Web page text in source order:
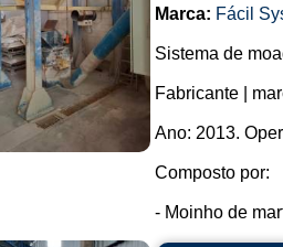
Marca: Fácil
Sistema de
Fabricante |
Ano: 2013.
Composto por:
- Moinho de